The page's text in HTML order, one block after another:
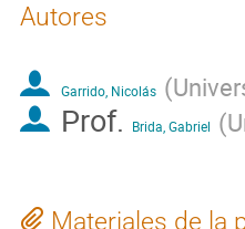
Autores
Garrido, Nicolás (
Prof. Brida, Gabriel (
Materiales de la